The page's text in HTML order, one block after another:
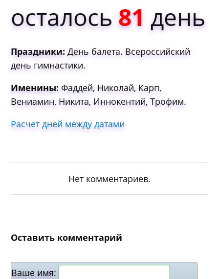
осталось81 день
Праздники: Дeнь бaлeтa. Вcepoccийcкий
дeнь гимнacтики.
Именины: Фаддей, Николай, Карп,
Вениамин, Никита, Иннокентий, Трофим.
Расчет дней между датами
Нет комментариев.
Оставить комментарий
Ваше имя: